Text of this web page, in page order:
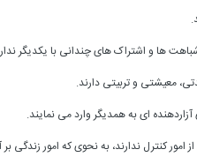
ها و اشتراک های چندانی با یکدیگر
معیشتی و تربیتی دارند.
ای به همدیگر وارد می نمایند.
امور کنترل ندارند، به نحوی که امور زندگی